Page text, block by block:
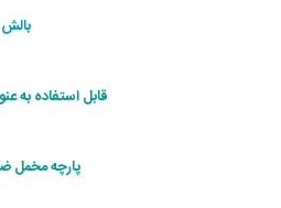
قابل استفاده به
پارچه مخمل